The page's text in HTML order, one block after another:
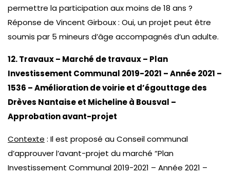
permettre la participation aux moins de 18 ans ?
Réponse de Vincent Girboux : Oui, un projet peut être
soumis par 5 mineurs d’âge accompagnés d’un adulte.
12. Travaux – Marché de travaux – Plan
Investissement Communal 2019-2021 – Année 2021 –
1536 – Amélioration de voirie et d’égouttage des
Drèves Nantaise et Micheline à Bousval –
Approbation avant-projet
Contexte : Il est proposé au Conseil communal
d’approuver l’avant-projet du marché “Plan
Investissement Communal 2019-2021 – Année 2021 –